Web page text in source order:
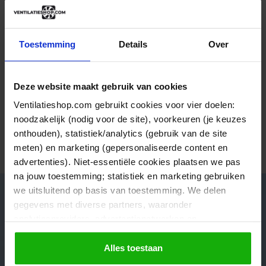
Toestemming Details Over
Deze website maakt gebruik van cookies
Ventilatieshop.com gebruikt cookies voor vier doelen:
noodzakelijk (nodig voor de site), voorkeuren (je keuzes
onthouden), statistiek/analytics (gebruik van de site
meten) en marketing (gepersonaliseerde content en
advertenties). Niet-essentiële cookies plaatsen we pas
na jouw toestemming; statistiek en marketing gebruiken
we uitsluitend op basis van toestemming. We delen
gegevens met diverse partners, waaronder
socialmediaplatforms; in onzeCookieverklaringvind je
de volledige lijst van partijen en de bewaartermijnen per
categorie. Je kunt je keuze op elk moment wijzigen of
Alles toestaan
een vlot...
VandaagFrank, Velserbroek
Bekijk alle verhalen
Advies nodig van onze specialisten?
Neem contact met ons op en wij helpen je verder op weg!